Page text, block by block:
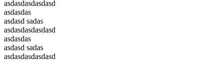
asdasdasdasdasd
asdasdas
asdasd sadas
asdasdasdasdasd
asdasdas
asdasd sadas
asdasdasdasdasd